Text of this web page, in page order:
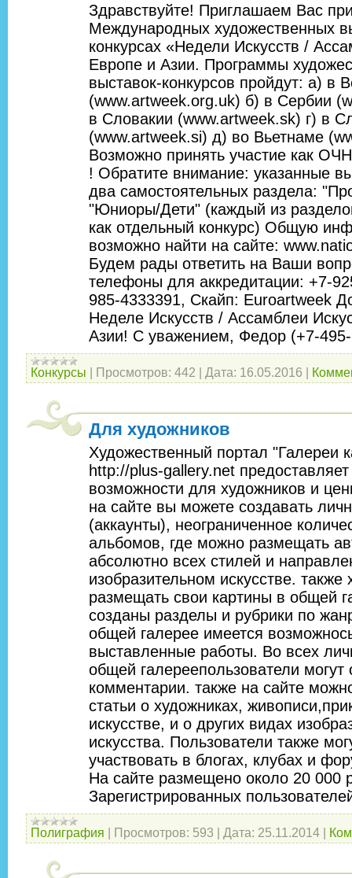
Здравствуйте! Приглашаем Вас
Международных художественных
конкурсах «Недели Искусств /
Европе и Азии. Программы
выставок-конкурсов пройдут: а) в
(www.artweek.org.uk) б) в Сербии
в Словакии (www.artweek.sk) г) в
(www.artweek.si) д) во Вьетнаме
Возможно принять участие как
! Обратите внимание: указанные
два самостоятельных раздела:
"Юниоры/Дети" (каждый из
как отдельный конкурс) Общую
возможно найти на сайте:
Будем рады ответить на Ваши
телефоны для аккредитации: +7-
985-4333391, Скайп: Euroartweek
Неделе Искусств / Ассамблеи
Азии! С уважением, Федор (+7-
Конкурсы Просмотров: 442 Дата: 16.05.2016
Для художников
Художественный портал "Галереи
http://plus-gallery.net
возможности для художников и
на сайте вы можете создавать
(аккаунты), неограниченное
альбомов, где можно размещать
абсолютно всех стилей и
изобразительном искусстве. также
размещать свои картины в общей
созданы разделы и рубрики по
общей галерее имеется
выставленные работы. Во всех
общей галереепользователи могут
комментарии. также на сайте
статьи о художниках,
искусстве, и о других видах
искусства. Пользователи также
участвовать в блогах, клубах и
На сайте размещено около 20 000
Зарегистрированных
Полиграфия Просмотров: 593 Дата: 25.11.2014